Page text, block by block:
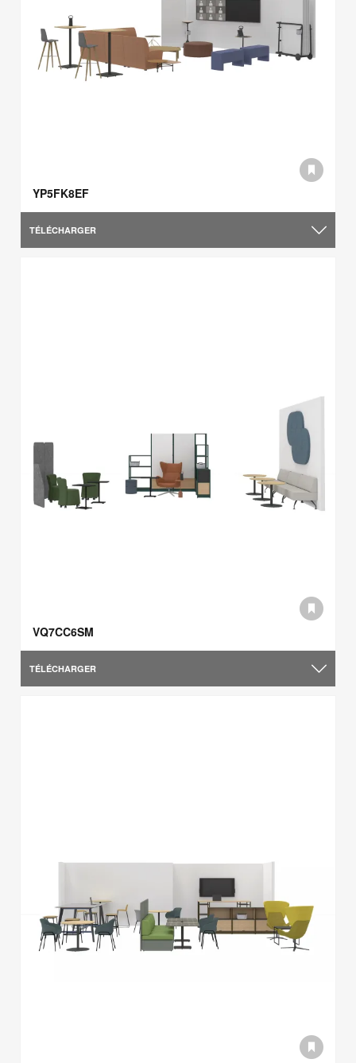
YP5FK8EF
TÉLÉCHARGER
VQ7CC6SM
TÉLÉCHARGER